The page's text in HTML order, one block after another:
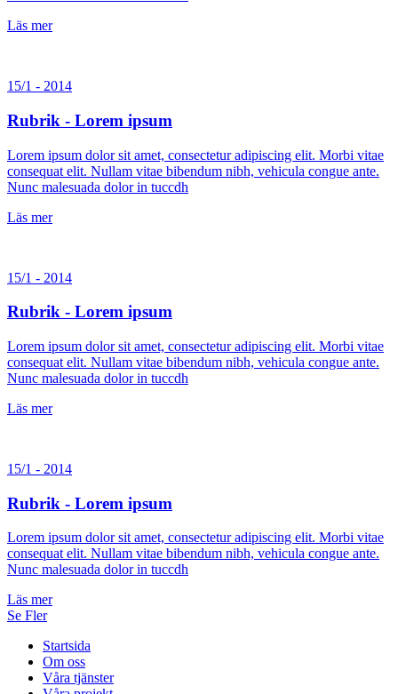
Läs mer
15/1 - 2014
Rubrik - Lorem ipsum
Lorem ipsum dolor sit amet, consectetur adipiscing elit. Morbi vitae
consequat elit. Nullam vitae bibendum nibh, vehicula congue ante.
Nunc malesuada dolor in tuccdh
Läs mer
15/1 - 2014
Rubrik - Lorem ipsum
Lorem ipsum dolor sit amet, consectetur adipiscing elit. Morbi vitae
consequat elit. Nullam vitae bibendum nibh, vehicula congue ante.
Nunc malesuada dolor in tuccdh
Läs mer
15/1 - 2014
Rubrik - Lorem ipsum
Lorem ipsum dolor sit amet, consectetur adipiscing elit. Morbi vitae
consequat elit. Nullam vitae bibendum nibh, vehicula congue ante.
Nunc malesuada dolor in tuccdh
Läs mer
Se Fler
Startsida
Om oss
Våra tjänster